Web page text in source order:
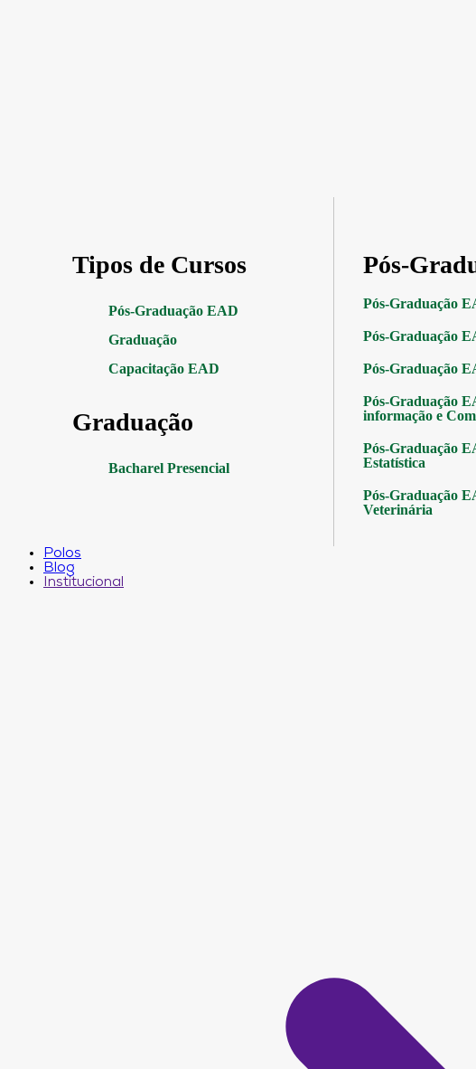
Tipos de Cursos
Pós-Graduação EAD
Graduação
Capacitação EAD
Graduação
Bacharel Presencial
Pós-
Pós-Graduação
Pós-Graduação
Pós-Graduação
Pós-Graduação
informação e
Pós-Graduação
Estatística
Pós-Graduação
Veterinária
Polos
Blog
Institucional